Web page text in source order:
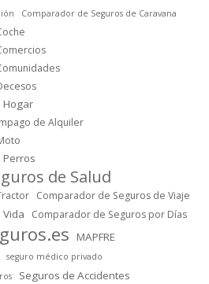
Comparador de Seguros de Caravana
Hogar
de Alquiler
de Salud
Comparador de Seguros de Viaje
Comparador de Seguros por Días
MAPFRE
seguro médico privado
Seguros de Accidentes